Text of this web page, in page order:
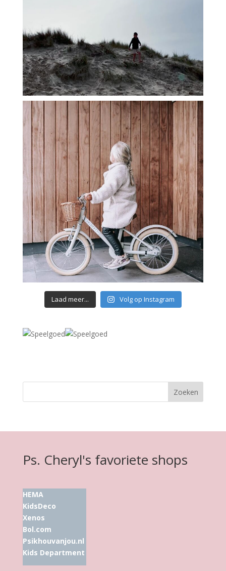
Laad meer... Volg op Instagram
Ps. Cheryl's favoriete shops
HEMA
KidsDeco
Xenos
Bol.com
Psikhouvanjou.nl
Kids Department